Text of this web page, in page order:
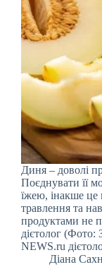
Диня – доволі
Поєднувати її
їжею, інакше
травлення та
продуктами не
дієтолог (Фото:
NEWS.ru
Діана